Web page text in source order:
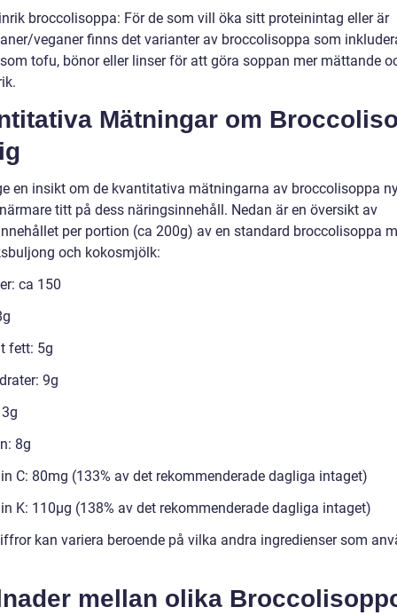
broccolisoppa: För de som vill öka sitt proteinintag eller är
veganer finns det varianter av broccolisoppa som
tofu, bönor eller linser för att göra soppan mer mättande
Mätningar om
en insikt om de kvantitativa mätningarna av broccolisoppa
titt på dess näringsinnehåll. Nedan är en översikt av
per portion (ca 200g) av en standard broccolisoppa
och kokosmjölk:
ca 150
fett: 5g
9g
8g
C: 80mg (133% av det rekommenderade dagliga intaget)
K: 110µg (138% av det rekommenderade dagliga intaget)
kan variera beroende på vilka andra ingredienser som
mellan olika